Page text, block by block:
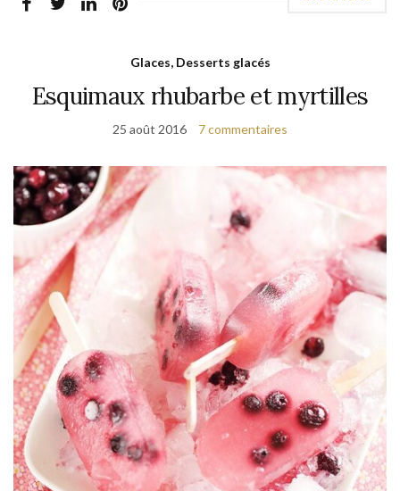
Glaces, Desserts glacés
Esquimaux rhubarbe et myrtilles
25 août 2016 7 commentaires